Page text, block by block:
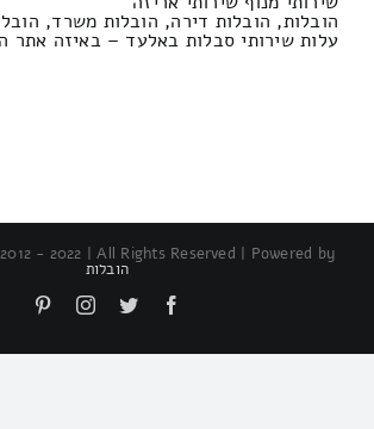
הובלות, הובלות דירה, הובלות משרד,
עלות שירותי סבלות באלעד – באיזה אתר
- 2022 | All Rights Reserved | Powered by
הובלות
Facebook
Twitter
Instagram